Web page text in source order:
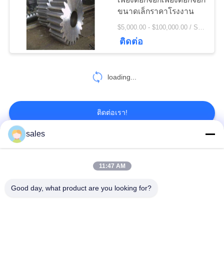
CITIC HIC ชิ้นส่วน
เครื่องจักร
68
แกว่งแบริ่งแหวน
ขนาดเล็กราคาโรงงาน
$5,000.00 - $100,000.00 / Set MOQ:1 ตั้ง / ชุด
ติดต่อ
loading...
ติดต่อเรา!
หมวดหมู่ยอดนิยม
Gears ปีกนก เฟืองเฟืองเกียร์เอียง
sales
11:47 AM
Good day, what product are you looking for?